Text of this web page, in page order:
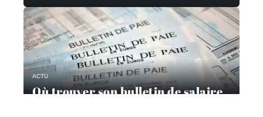
ACTU
Où trouver son bulletin de salaire